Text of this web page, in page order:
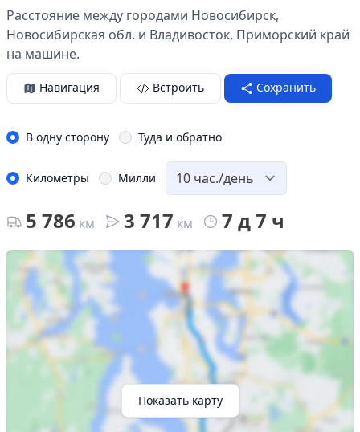
Расстояние между городами Новосибирск,
Новосибирская обл. и Владивосток, Приморский край
на машине.
Навигация Встроить Сохранить
В одну сторону Туда и обратно
Километры Милли
5 786 км 3 717 км 7 д 7 ч
Показать карту